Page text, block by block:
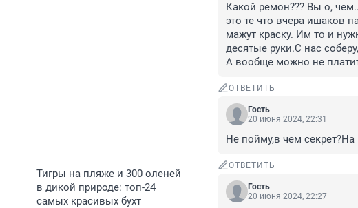
Тигры на пляже и 300 оленей
в дикой природе: топ-24
самых красивых бухт
Какой ремон??? Вы о,
это те что вчера ишаков
мажут краску. Им то и
десятые руки.С нас
А вообще можно не
ОТВЕТИТЬ
Гость
20 июня 2024, 22:31
Не пойму,в чем
ОТВЕТИТЬ
Гость
20 июня 2024, 22:27